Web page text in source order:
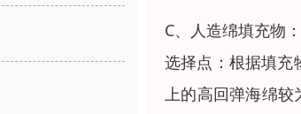
C、人造绵填充物
选择点：根据填充
上的高回弹海绵